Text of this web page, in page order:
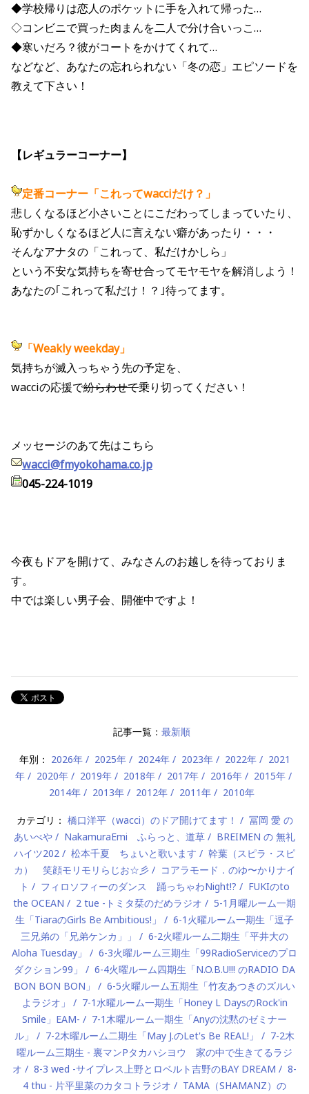
◆学校帰りは恋人のポケットに手を入れて帰った…
◇コンビニで買った肉まんを二人で分け合いっこ…
◆寒いだろ？彼がコートをかけてくれて…
などなど、あなたの忘れられない「冬の恋」エピソードを
教えて下さい！
【レギュラーコーナー】
定番コーナー「これってwacciだけ？」
悲しくなるほど小さいことにこだわってしまっていたり、
恥ずかしくなるほど人に言えない癖があったり・・・
そんなアナタの「これって、私だけかしら」
という不安な気持ちを寄せ合ってモヤモヤを解消しよう！
あなたの｢これって私だけ！？｣待ってます。
「Weakly weekday」
気持ちが滅入っちゃう先の予定を、
wacciの応援で紛らわせて乗り切ってください！
メッセージのあて先はこちら
wacci@fmyokohama.co.jp
045-224-1019
今夜もドアを開けて、みなさんのお越しを待っておりま
す。
中では楽しい男子会、開催中ですよ！
記事一覧： 最新順
年別： 2026年 2025年 2024年 2023年 2022年
2021
年
2020年 2019年 2018年 2017年 2016年
2015年
2014年
2013年 2012年 2011年 2010年
カテゴリ： 橋口洋平（wacci）のドア開けてます！
冨岡 愛 の
あいべや
NakamuraEmi ふらっと、道草
BREIMEN の 無礼
ハイツ202
松本千夏 ちょいと歌います
幹葉（スピラ・スピ
カ） 笑顔モリモリらじお☆彡
コアラモード．のゆ〜かりナイ
ト
フィロソフィーのダンス 踊っちゃわNight!?
FUKIのto
the OCEAN
2 tue -トミタ栞のだめラジオ
5-1月曜ルーム一期
生「TiaraのGirls Be Ambitious!」
6-1火曜ルーム一期生「逗子
三兄弟の「兄弟ケンカ」」
6-2火曜ルーム二期生「平井大の
Aloha Tuesday」
6-3火曜ルーム三期生「99RadioServiceのプロ
ダクション99」
6-4火曜ルーム四期生「N.O.B.U!!! のRADIO DA
BON BON BON」
6-5火曜ルーム五期生「竹友あつきのズルい
よラジオ」
7-1水曜ルーム一期生「Honey L DaysのRock'in
Smile」EAM-
7-1木曜ルーム一期生「Anyの沈黙のゼミナー
ル」
7-2木曜ルーム二期生「May J.のLet's Be REAL!」
7-2木
曜ルーム三期生 - 裏マンPタカハシヨウ 家の中で生きてるラジ
オ
8-3 wed -サイプレス上野とロベルト吉野のBAY DREAM
8-
4 thu - 片平里菜のカタコトラジオ
TAMA（SHAMANZ）の